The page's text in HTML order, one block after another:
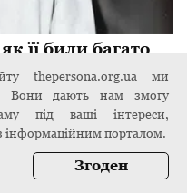
її били багато
інтелекту"
4 листопада 2024
thepersona.org.ua ми
Вони дають нам змогу
під ваші інтереси,
інформаційним порталом.
Згоден